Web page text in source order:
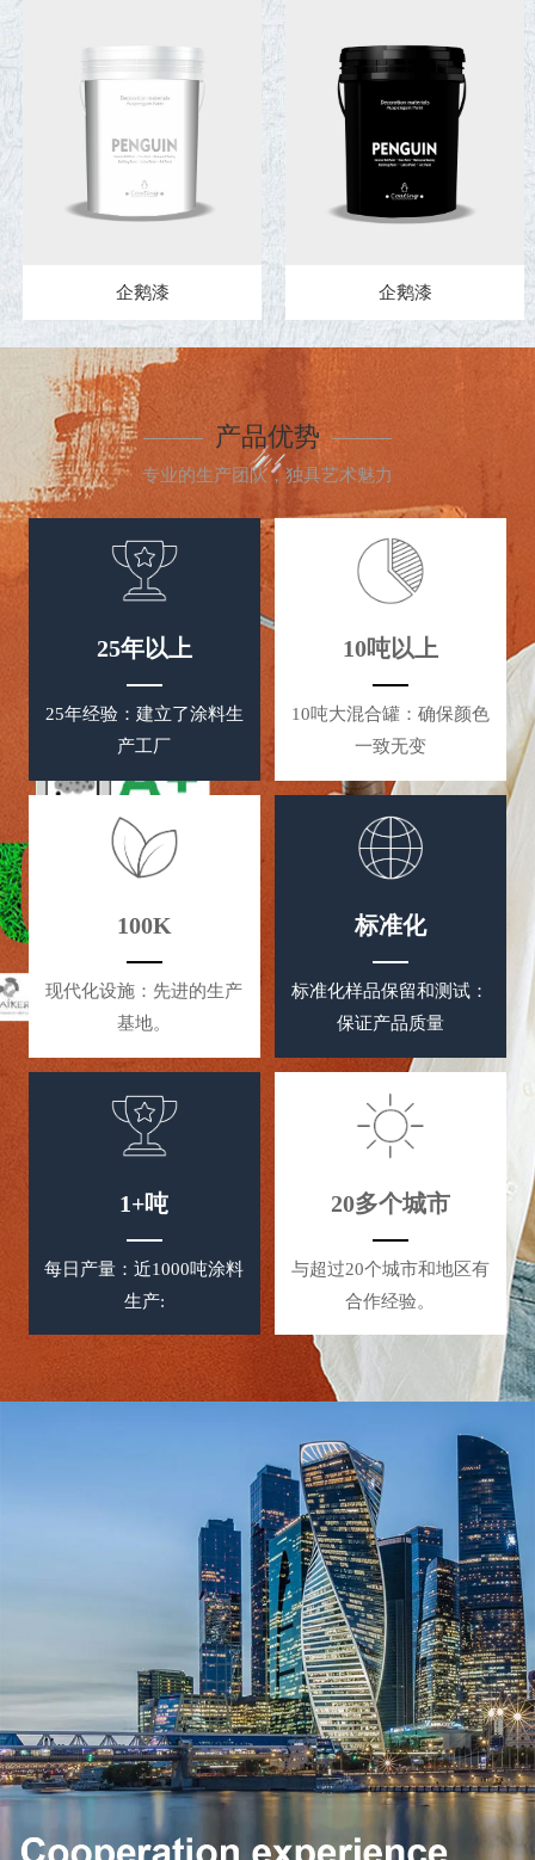
企鹅漆 外墙氟碳漆
产品优势
专业的生产团队，独具艺术魅力
25年以上
25年经验：建立了涂料生
产工厂
10吨以上
10吨大混合罐：确保颜色
一致无变
100K
现代化设施：先进的生产
基地。
标准化
标准化样品保留和测试：
保证产品质量
1+吨
每日产量：近1000吨涂料
生产:
20多个城市
与超过20个城市和地区有
合作经验。